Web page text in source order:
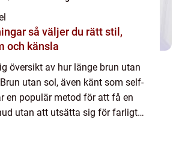
du rätt stil,
och känsla
översikt av hur länge brun utan
utan sol, även känt som self-
en populär metod för att få en
utan att utsätta sig för farligt